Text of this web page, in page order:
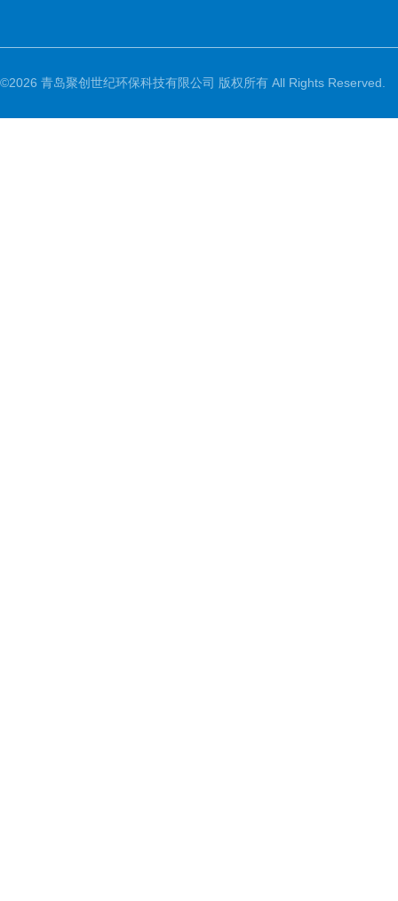
©2026 青岛聚创世纪环保科技有限公司 版权所有 All Rights Reserved.